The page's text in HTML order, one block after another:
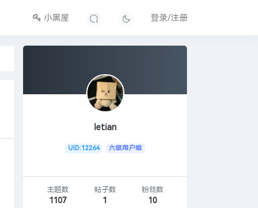
小黑屋 登录/注册
letian
UID:12264 六级用户组
主题数
1107
帖子数
1
粉丝数
10